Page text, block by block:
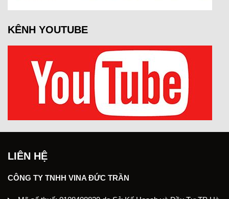
KÊNH YOUTUBE
LIÊN HỆ
CÔNG TY TNHH VINA ĐỨC TRẦN